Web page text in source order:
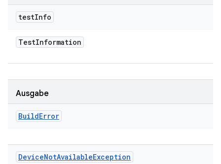
testInfo
TestInformation
Ausgabe
BuildError
DeviceNotAvailableException